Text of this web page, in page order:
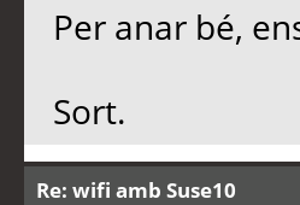
Per anar bé,
Sort.
Re: wifi amb Suse10